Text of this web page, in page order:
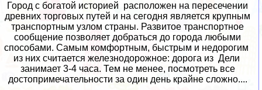
Город с богатой историей расположен на пересечении
древних торговых путей и на сегодня является крупным
транспортным узлом страны. Развитое транспортное
сообщение позволяет добраться до города любыми
способами. Самым комфортным, быстрым и недорогим
из них считается железнодорожное: дорога из Дели
занимает 3-4 часа. Тем не менее, посмотреть все
достопримечательности за один день крайне сложно....